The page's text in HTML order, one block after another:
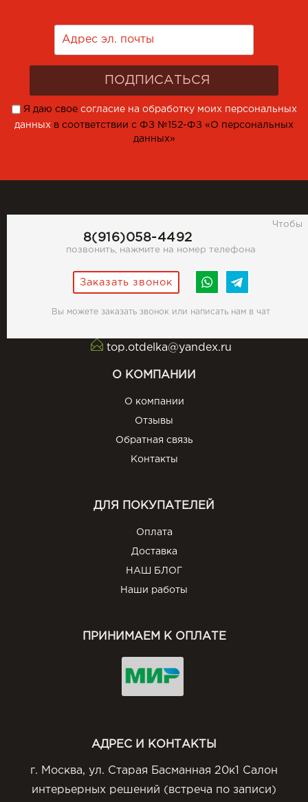
Я даю свое согласие на обработку моих персональных
данных в соответствии с ФЗ №152-ФЗ «О персональных
данных»
8(916)058-4492
Чтобы
позвонить, нажмите на номер телефона
Заказать звонок
Вы можете заказать звонок или написать нам в чат
top.otdelka@yandex.ru
О КОМПАНИИ
О компании
Отзывы
Обратная связь
Контакты
ДЛЯ ПОКУПАТЕЛЕЙ
Оплата
Доставка
НАШ БЛОГ
Наши работы
ПРИНИМАЕМ К ОПЛАТЕ
АДРЕС И КОНТАКТЫ
г. Москва, ул. Старая Басманная 20к1 Салон
интерьерных решений (встреча по записи)